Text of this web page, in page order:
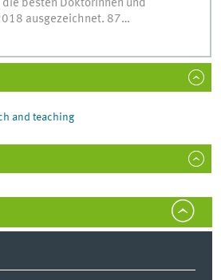
besten Doktorinnen und
ausgezeichnet. 87…
and teaching